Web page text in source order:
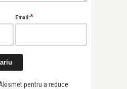
Email:*
pentru a reduce